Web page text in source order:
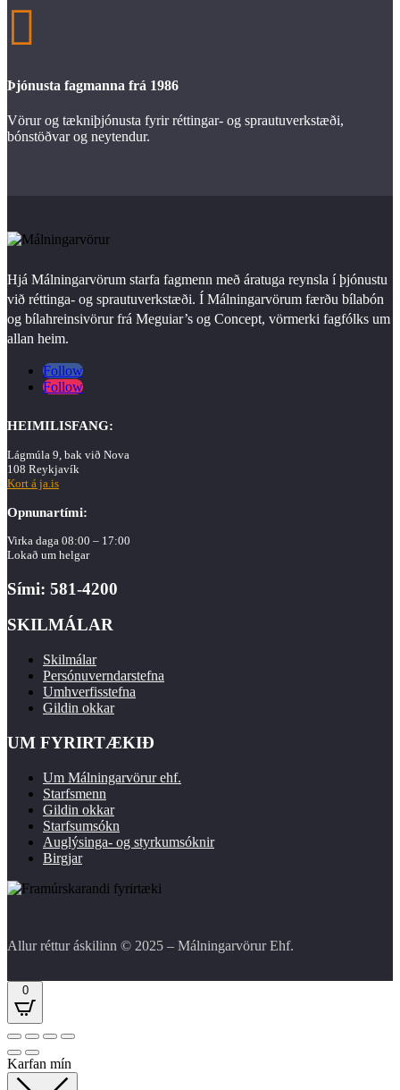

Þjónusta fagmanna frá 1986
Vörur og tækniþjónusta fyrir réttingar- og sprautuverkstæði,
bónstöðvar og neytendur.
Hjá Málningarvörum starfa fagmenn með áratuga reynsla í þjónustu
við réttinga- og sprautuverkstæði. Í Málningarvörum færðu bílabón
og bílahreinsivörur frá Meguiar’s og Concept, vörmerki fagfólks um
allan heim.
Follow
Follow
HEIMILISFANG:
Lágmúla 9, bak við Nova
108 Reykjavík
Kort á ja.is
Opnunartími:
Virka daga 08:00 – 17:00
Lokað um helgar
Sími: 581-4200
SKILMÁLAR
Skilmálar
Persónuverndarstefna
Umhverfisstefna
Gildin okkar
UM FYRIRTÆKIÐ
Um Málningarvörur ehf.
Starfsmenn
Gildin okkar
Starfsumsókn
Auglýsinga- og styrkumsóknir
Birgjar
Allur réttur áskilinn © 2025 – Málningarvörur Ehf.
0
Karfan mín